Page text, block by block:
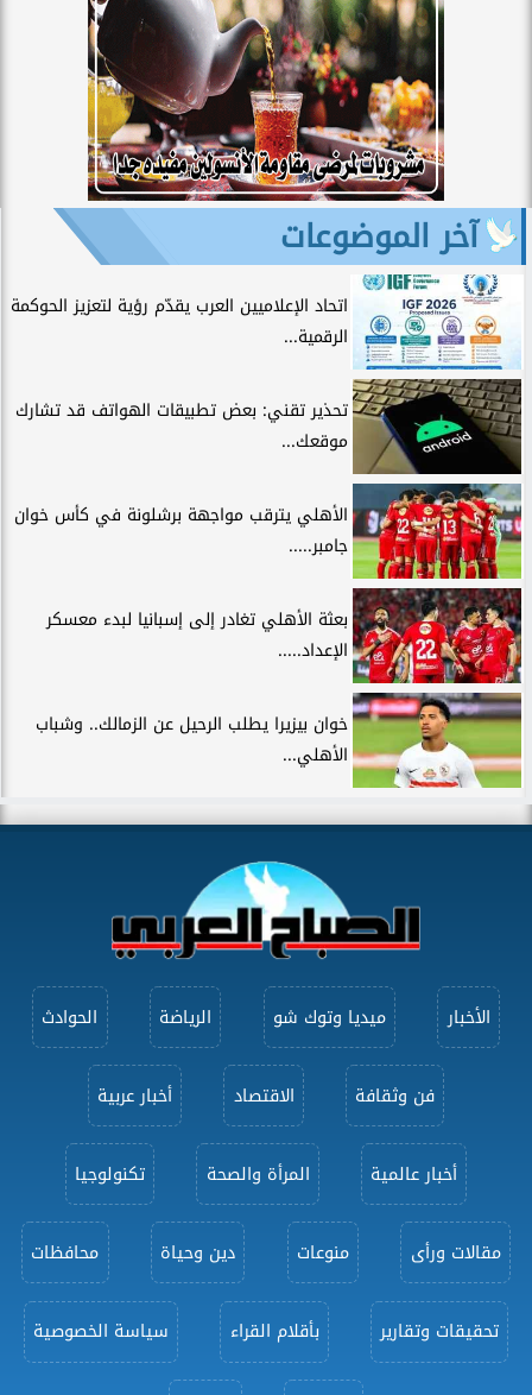
آخر الموضوعات
اتحاد الإعلاميين العرب يقدّم رؤية لتعزيز الحوكمة
الرقمية...
تحذير تقني: بعض تطبيقات الهواتف قد تشارك
موقعك...
الأهلي يترقب مواجهة برشلونة في كأس خوان
جامبر.....
بعثة الأهلي تغادر إلى إسبانيا لبدء معسكر
الإعداد.....
خوان بيزيرا يطلب الرحيل عن الزمالك.. وشباب
الأهلي...
الأخبار ميديا وتوك شو الرياضة الحوادث
فن وثقافة الاقتصاد أخبار عربية
أخبار عالمية المرأة والصحة تكنولوجيا
مقالات ورأى منوعات دين وحياة محافظات
تحقيقات وتقارير بأقلام القراء سياسة الخصوصية